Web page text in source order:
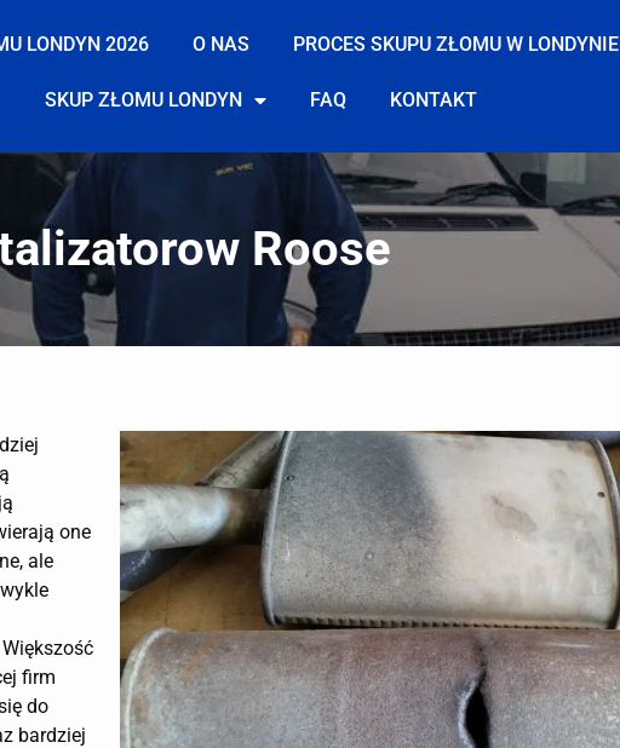
LONDYN 2026 O NAS PROCES SKUPU ZŁOMU W LONDYNIE
SKUP ZŁOMU LONDYN FAQ KONTAKT
Roose
one
ale
firm
do
bardziej